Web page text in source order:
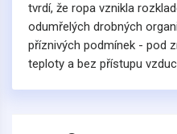
tvrdí, že ropa vznikla
odumřelých drobných
příznivých podmínek - pod
teploty a bez přístupu